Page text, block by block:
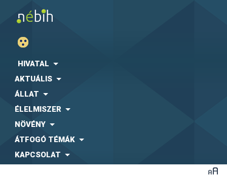
HIVATAL
AKTUÁLIS
ÁLLAT
ÉLELMISZER
NÖVÉNY
ÁTFOGÓ TÉMÁK
KAPCSOLAT